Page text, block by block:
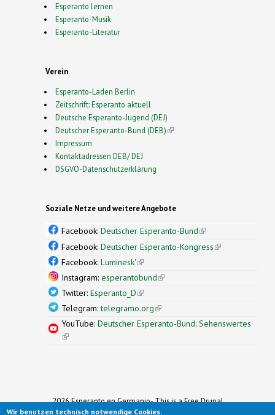
Esperanto lernen
Esperanto-Musik
Esperanto-Literatur
Verein
Esperanto-Laden Berlin
Zeitschrift: Esperanto aktuell
Deutsche Esperanto-Jugend (DEJ)
Deutscher Esperanto-Bund (DEB)(link is external)
Impressum
Kontaktadressen DEB/ DEJ
DSGVO-Datenschutzerklärung
Soziale Netze und weitere Angebote
Facebook: Deutscher Esperanto-Bund(link is
external)
Facebook: Deutscher Esperanto-Kongress(link is
Facebook: Luminesk'(link is external)
Instagram: esperantobund(link is external)
Twitter: Esperanto_D(link is external)
Telegram:telegramo.org(link is external)
YouTube: Deutscher Esperanto-Bund: Sehenswertes
(link is external)
2026 Esperanto en Germanio- This is a Free Drupal
Theme
Wir benutzen technisch notwendige Cookies.